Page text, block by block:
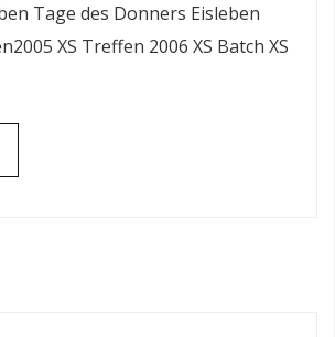
Tage des Donners Eisleben
XS Treffen 2006 XS Batch XS